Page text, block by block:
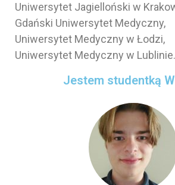
Uniwersytet Jagielloński w
Gdański Uniwersytet Medyczny,
Uniwersytet Medyczny w Łodzi,
Uniwersytet Medyczny w Lublinie.
Jestem studentką